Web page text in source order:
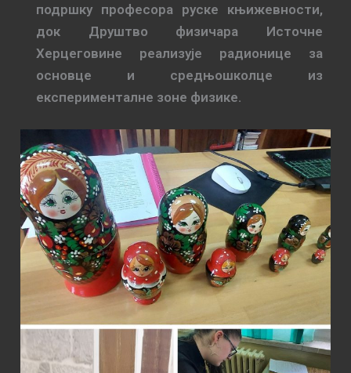
подршку професора руске књижевности,
док Друштво физичара Источне
Херцеговине реализује радионице за
основце и средњошколце из
експерименталне зоне физике.